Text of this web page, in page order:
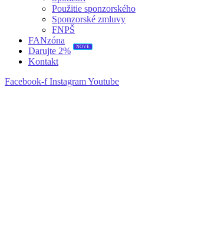
Použitie sponzorského
Sponzorské zmluvy
FNPŠ
FANzóna
Darujte 2%
NOVÉ
Kontakt
Facebook-f InstagramYoutube